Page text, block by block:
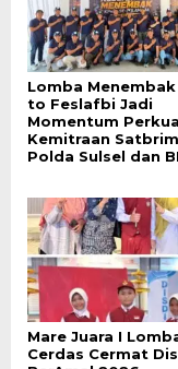
Lomba
to Feslafbi Jadi
Momentum
Kemitraan
Polda Sulsel dan BI
Mare Juara I
Cerdas Cermat